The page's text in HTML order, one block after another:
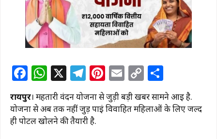
F
c
e
W
h
at
s
X T
e
g
Pi
n
te
E
m
ai
l
C
p
h
ar
रायपुर। महतारी वंदन योजना से जुड़ी बड़ी खबर सामने आई है.
योजना से अब तक नहीं जुड़ पाईं विवाहित महिलाओं के लिए जल्द
ही पोर्टल खोलने की तैयारी है.